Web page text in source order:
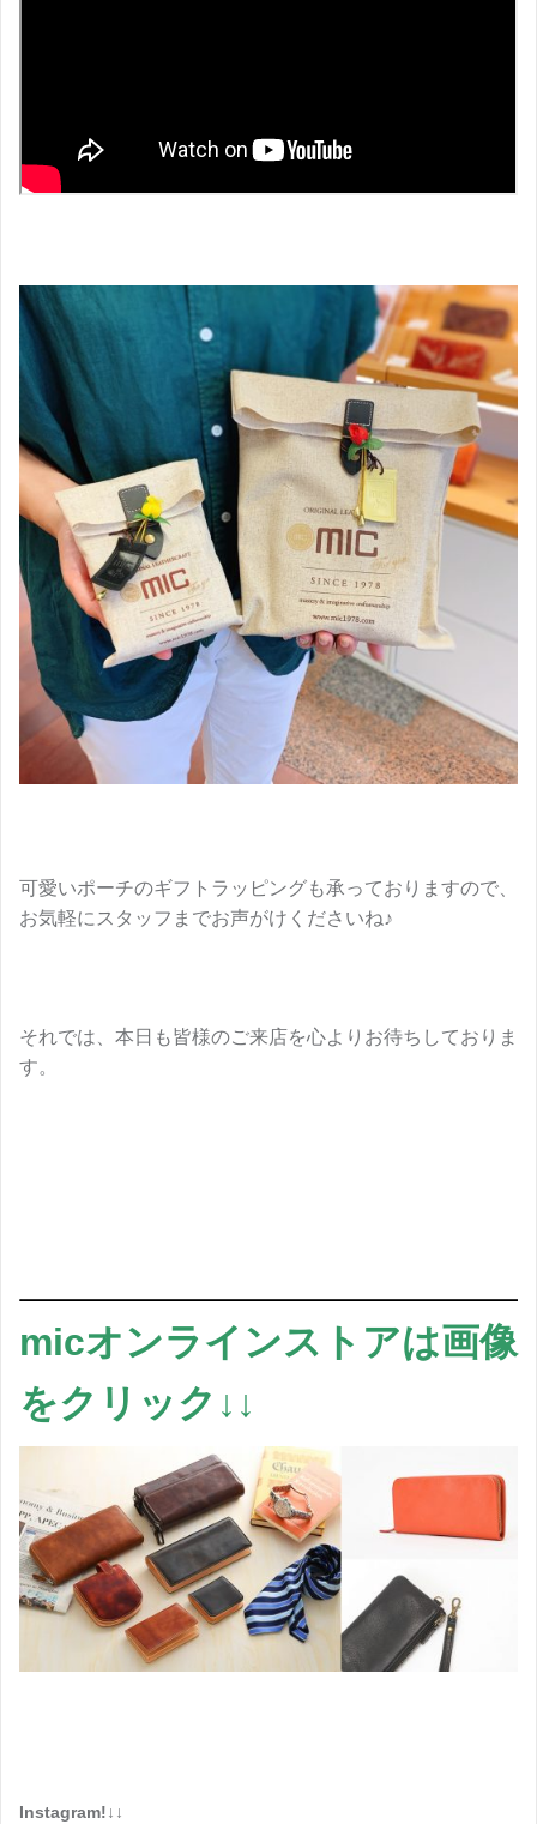
可愛いポーチのギフトラッピングも承っておりますので、
お気軽にスタッフまでお声がけくださいね♪
それでは、本日も皆様のご来店を心よりお待ちしておりま
す。
micオンラインストアは画像
をクリック↓↓
Instagram!↓↓